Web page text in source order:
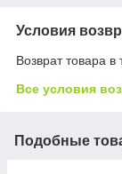
Условия
Возврат товара
Все условия
Подобные